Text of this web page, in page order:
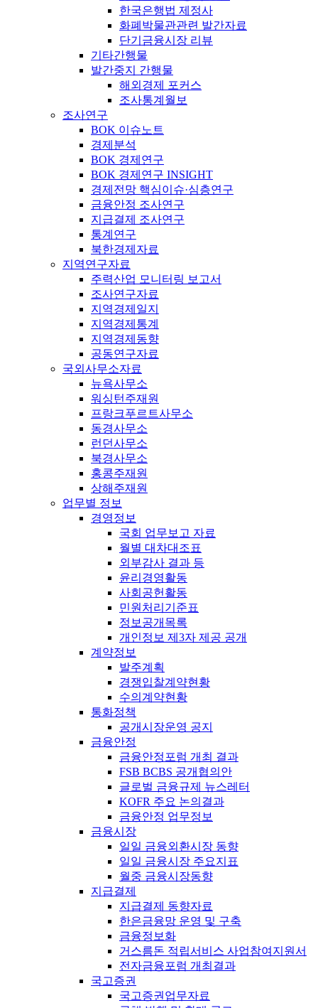
한국은행법 제정사
화폐박물관관련 발간자료
단기금융시장 리뷰
기타간행물
발간중지 간행물
해외경제 포커스
조사통계월보
조사연구
BOK 이슈노트
경제분석
BOK 경제연구
BOK 경제연구 INSIGHT
경제전망 핵심이슈·심층연구
금융안정 조사연구
지급결제 조사연구
통계연구
북한경제자료
지역연구자료
주력산업 모니터링 보고서
조사연구자료
지역경제일지
지역경제통계
지역경제동향
공동연구자료
국외사무소자료
뉴욕사무소
워싱턴주재원
프랑크푸르트사무소
동경사무소
런던사무소
북경사무소
홍콩주재원
상해주재원
업무별 정보
경영정보
국회 업무보고 자료
월별 대차대조표
외부감사 결과 등
윤리경영활동
사회공헌활동
민원처리기준표
정보공개목록
개인정보 제3자 제공 공개
계약정보
발주계획
경쟁입찰계약현황
수의계약현황
통화정책
공개시장운영 공지
금융안정
금융안정포럼 개최 결과
FSB BCBS 공개협의안
글로벌 금융규제 뉴스레터
KOFR 주요 논의결과
금융안정 업무정보
금융시장
일일 금융외환시장 동향
일일 금융시장 주요지표
월중 금융시장동향
지급결제
지급결제 동향자료
한은금융망 운영 및 구축
금융정보화
거스름돈 적립서비스 사업참여지원서
전자금융포럼 개최결과
국고증권
국고증권업무자료